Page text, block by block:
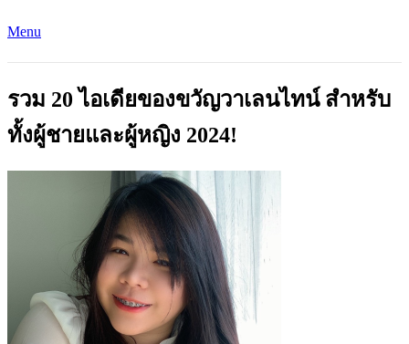
Menu
รวม 20 ไอเดียของขวัญวาเลนไทน์ สำหรับ
ทั้งผู้ชายและผู้หญิง 2024!